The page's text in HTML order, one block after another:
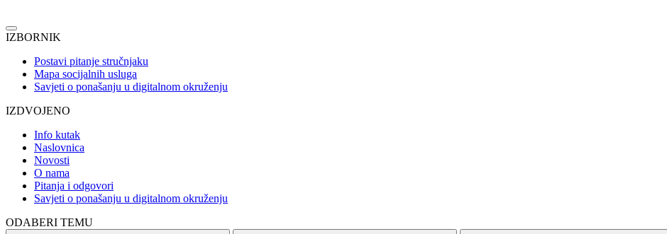
IZBORNIK
Postavi pitanje stručnjaku
Mapa socijalnih usluga
Savjeti o ponašanju u digitalnom okruženju
IZDVOJENO
Info kutak
Naslovnica
Novosti
O nama
Pitanja i odgovori
Savjeti o ponašanju u digitalnom okruženju
ODABERI TEMU